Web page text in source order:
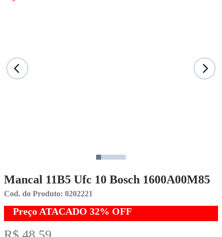
Mancal 11B5 Ufc 10 Bosch 1600A00M85
Cod. do Produto: 0202221
Preço ATACADO 32% OFF